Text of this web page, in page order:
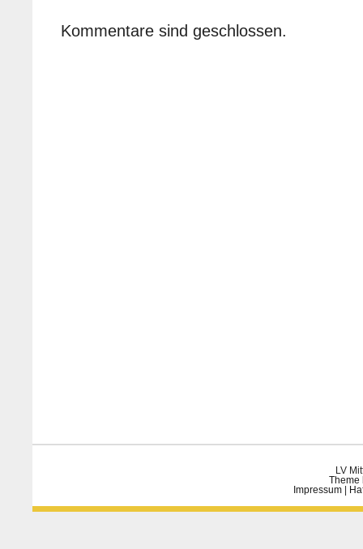
Kommentare sind geschlossen.
LV
Theme
Impressum